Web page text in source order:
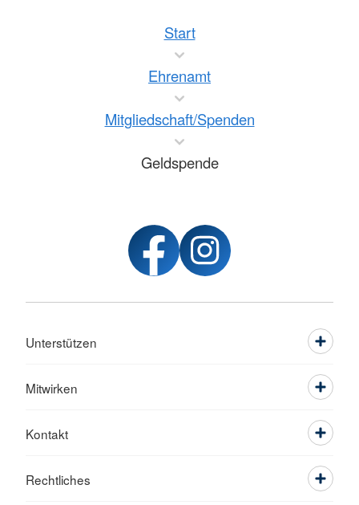
Start
Ehrenamt
Mitgliedschaft/Spenden
Geldspende
Unterstützen
Mitwirken
Kontakt
Rechtliches